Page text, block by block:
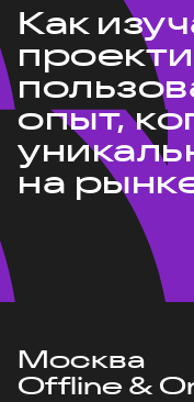
Как
опыт,
на
Москва
Offline &